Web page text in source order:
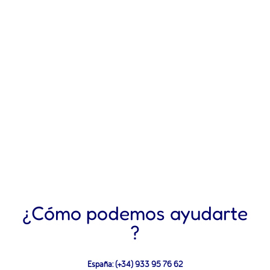
¿Cómo podemos ayudarte
?
España: (+34) 933 95 76 62